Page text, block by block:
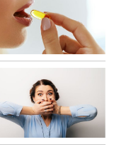
ותזונת
אני כאן כדי
התזונה
עובדים יחד
יום וגם
המטרה שלי